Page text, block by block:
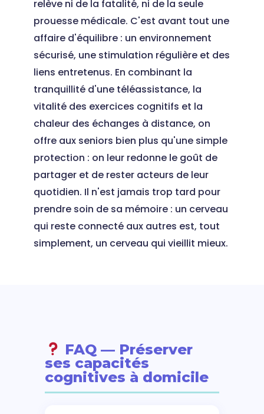
relève ni de la fatalité, ni de la seule
prouesse médicale. C'est avant tout une
affaire d'équilibre : un environnement
sécurisé, une stimulation régulière et des
liens entretenus. En combinant la
tranquillité d'une téléassistance, la
vitalité des exercices cognitifs et la
chaleur des échanges à distance, on
offre aux seniors bien plus qu'une simple
protection : on leur redonne le goût de
partager et de rester acteurs de leur
quotidien. Il n'est jamais trop tard pour
prendre soin de sa mémoire : un cerveau
qui reste connecté aux autres est, tout
simplement, un cerveau qui vieillit mieux.
FAQ — Préserver
ses capacités
cognitives à domicile